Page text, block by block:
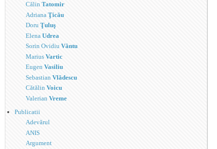
CălinTatomir
AdrianaŢicău
DoruŢuluş
ElenaUdrea
Sorin OvidiuVântu
MariusVartic
EugenVasiliu
SebastianVlădescu
CătălinVoicu
ValerianVreme
Publicatii
Adevărul
ANIS
Argument